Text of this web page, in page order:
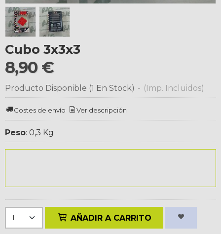
Cubo 3x3x3
8,90 €
Producto Disponible (1 En Stock) - (Imp. Incluidos)
Costes de envío Ver descripción
Peso: 0,3 Kg
AÑADIR A CARRITO